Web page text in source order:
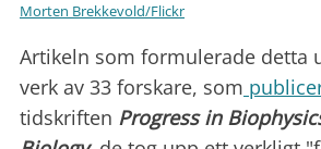
Morten Brekkevold/Flickr
Artikeln som formulerade detta
verk av 33 forskare, som
tidskriften Progress in